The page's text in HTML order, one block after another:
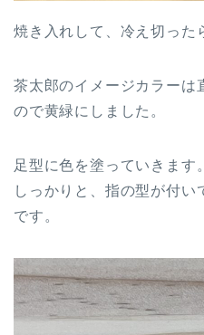
焼き入れして、冷え切った
茶太郎のイメージカラーは
ので黄緑にしました。
足型に色を塗っていきます。
しっかりと、指の型が付い
です。